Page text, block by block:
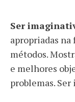
Ser
apropriadas na
métodos.
e melhores
problemas. Ser